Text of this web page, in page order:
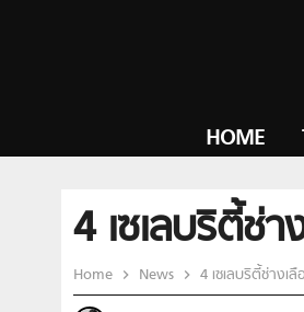
HOME
4 เซเลบริตี้ช่
Home News 4 เซเลบริตี้ช่างเ